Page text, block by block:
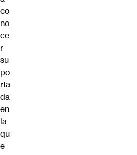
co
no
ce
r
su
po
rta
da
en
la
qu
e